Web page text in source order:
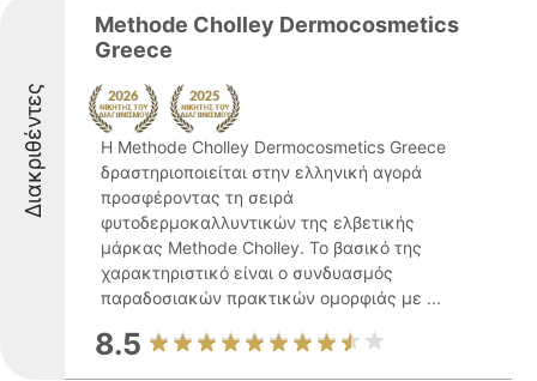
Διακριθέντες
Methode Cholley Dermocosmetics
Greece
Η Methode Cholley Dermocosmetics Greece
δραστηριοποιείται στην ελληνική αγορά
προσφέροντας τη σειρά
φυτοδερμοκαλλυντικών της ελβετικής
μάρκας Methode Cholley. Το βασικό της
χαρακτηριστικό είναι ο συνδυασμός
παραδοσιακών πρακτικών ομορφιάς με ...
8.5